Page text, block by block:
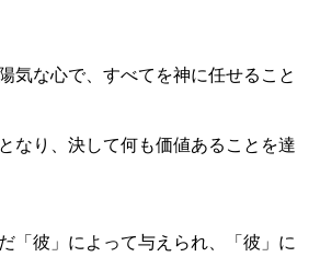
気な心で、すべてを神に任せること
なり、決して何も価値あることを達
「彼」によって与えられ、「彼」に